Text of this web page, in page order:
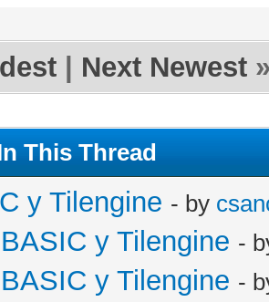
Next Newest
This Thread
y Tilengine - by
y Tilengine -
y Tilengine -